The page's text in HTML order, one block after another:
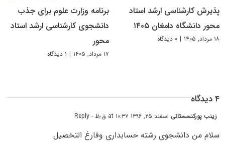
پذیرش کارشناسی ارشد استاد
محور دانشگاه دامغان ۱۴۰۵
۱۸ مرداد, ۱۴۰۵ | ۰ دیدگاه
برنامه وزارت علوم برای جذب
دانشجوی کارشناسی ارشد استاد
محور
۱۷ مرداد, ۱۴۰۵ | ۱ دیدگاه
۴ دیدگاه
زینب پورکنسستانی اسفند ۲۵, ۱۳۹۶ at ۱۰:۳۷ ق٫ظ - Reply
سلام من دانشجوی رشته حسابداری وفارغ التخصیل